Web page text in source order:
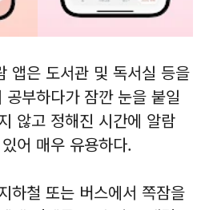
앱은 도서관 및 독서실 등을
공부하다가 잠깐 눈을 붙일
않고 정해진 시간에 알람
어 매우 유용하다.
하철 또는 버스에서 쪽잠을